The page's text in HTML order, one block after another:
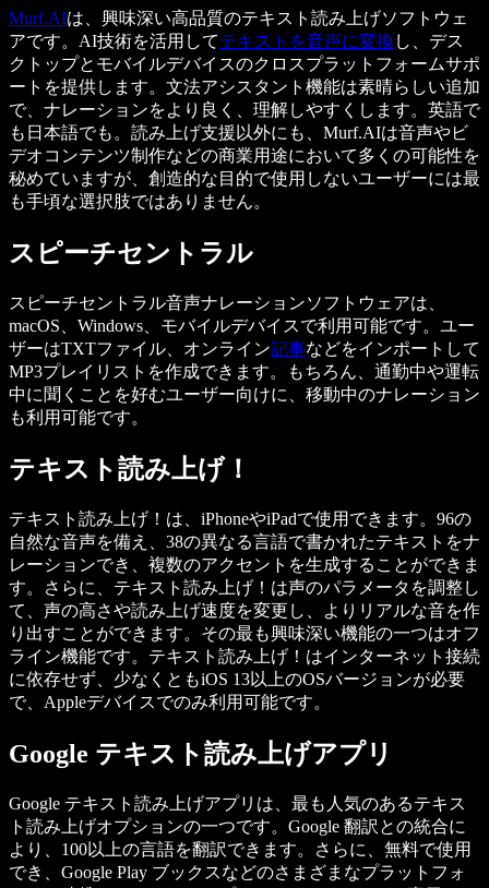
Murf.AIは、興味深い高品質のテキスト読み上げソフトウェ
アです。AI技術を活用してテキストを音声に変換 し、デス
クトップとモバイルデバイスのクロスプラットフォームサポ
ートを提供します。文法アシスタント機能は素晴らしい追加
で、ナレーションをより良く、理解しやすくします。英語で
も日本語でも。読み上げ支援以外にも、Murf.AIは音声やビ
デオコンテンツ制作などの商業用途において多くの可能性を
秘めていますが、創造的な目的で使用しないユーザーには最
も手頃な選択肢ではありません。
スピーチセントラル
スピーチセントラル音声ナレーションソフトウェアは、
macOS、Windows、モバイルデバイスで利用可能です。ユー
ザーはTXTファイル、オンライン記事などをインポートして
MP3プレイリストを作成できます。もちろん、通勤中や運転
中に聞くことを好むユーザー向けに、移動中のナレーション
も利用可能です。
テキスト読み上げ！
テキスト読み上げ！は、iPhoneやiPadで使用できます。96の
自然な音声を備え、38の異なる言語で書かれたテキストをナ
レーションでき、複数のアクセントを生成することができま
す。さらに、テキスト読み上げ！は声のパラメータを調整し
て、声の高さや読み上げ速度を変更し、よりリアルな音を作
り出すことができます。その最も興味深い機能の一つはオフ
ライン機能です。テキスト読み上げ！はインターネット接続
に依存せず、少なくともiOS 13以上のOSバージョンが必要
で、Appleデバイスでのみ利用可能です。
Google テキスト読み上げアプリ
Google テキスト読み上げアプリは、最も人気のあるテキス
ト読み上げオプションの一つです。Google 翻訳との統合に
より、100以上の言語を翻訳できます。さらに、無料で使用
でき、Google Play ブックスなどのさまざまなプラットフォ